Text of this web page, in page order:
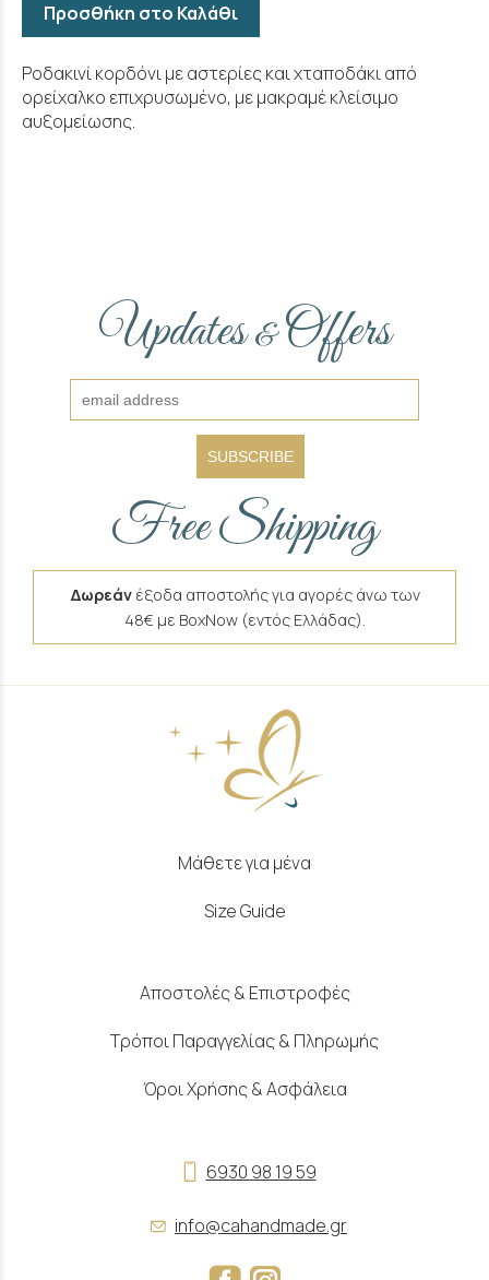
Προσθήκη στο Καλάθι
Ροδακινί κορδόνι με αστερίες και χταποδάκι από
ορείχαλκο επιχρυσωμένο, με μακραμέ κλείσιμο
αυξομείωσης.
Updates&Offers
SUBSCRIBE
Free Shipping
Δωρεάν έξοδα αποστολής για αγορές άνω των
48€ με BoxNow (εντός Ελλάδας).
Μάθετε για μένα
Size Guide
Αποστολές & Επιστροφές
Τρόποι Παραγγελίας & Πληρωμής
Όροι Χρήσης & Ασφάλεια
6930 98 19 59
info@cahandmade.gr